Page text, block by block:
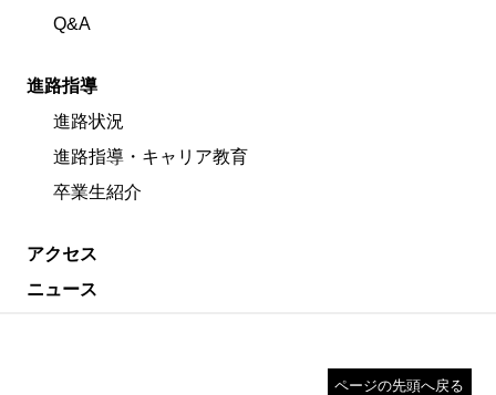
Q&A
進路指導
進路状況
進路指導・キャリア教育
卒業生紹介
アクセス
ニュース
ページの先頭へ戻る